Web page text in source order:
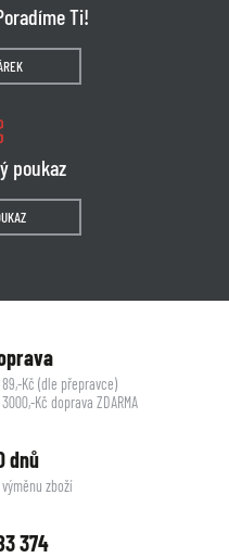
Ti!
poukaz
Kč (dle přepravce)
Kč doprava ZDARMA
dnů
zboží
374